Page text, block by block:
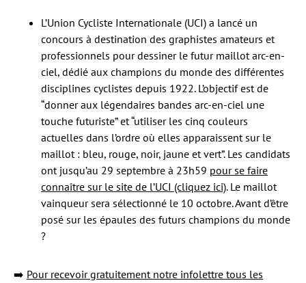
L’Union Cycliste Internationale (UCI) a lancé un
concours à destination des graphistes amateurs et
professionnels pour dessiner le futur maillot arc-en-
ciel, dédié aux champions du monde des différentes
disciplines cyclistes depuis 1922. L’objectif est de
“donner aux légendaires bandes arc-en-ciel une
touche futuriste” et “utiliser les cinq couleurs
actuelles dans l’ordre où elles apparaissent sur le
maillot : bleu, rouge, noir, jaune et vert”. Les candidats
ont jusqu’au 29 septembre à 23h59 pour se faire
connaître sur le site de l’UCI (cliquez ici). Le maillot
vainqueur sera sélectionné le 10 octobre. Avant d’être
posé sur les épaules des futurs champions du monde
?
➡️ Pour recevoir gratuitement notre infolettre tous les